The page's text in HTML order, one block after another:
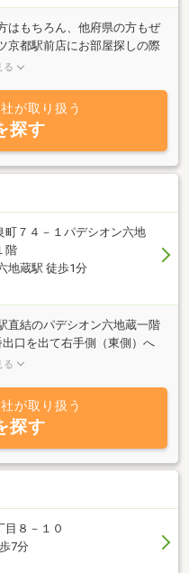
はもちろん、他府県の方もぜ
京都駅前店にお部屋探しの際
ち京都駅前店スタッフは、社
ートをさせていただきます。
龍谷大学、立命館大学等々）
相談にお立ち寄り下さい。ス
す。
る
が取り扱う
探す
町７４－１パデシオン六地
階
地蔵駅 徒歩1分
直結のパデシオン六地蔵一階
口を出て右手側（東側）へ
蔵駅も近くにあり、電車での
来店もご心配いりません♪ エ
六地蔵周辺に限らず、京
介・ご案内させて頂くことが
他のエリアで賃貸物件をお探
談下さい！ また、テナント物
や事務所・倉庫などをお探
ちしております！
る
が取り扱う
探す
目８－１０
7分